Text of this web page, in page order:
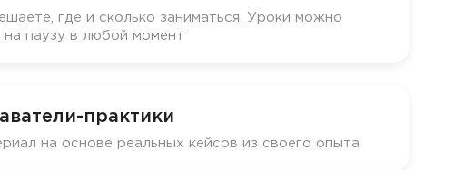
где и сколько заниматься. Уроки можно
на паузу в любой момент
практики
на основе реальных кейсов из своего опыта